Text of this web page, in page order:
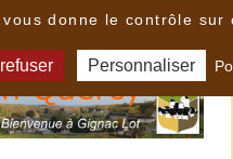
donne le contrôle sur
Personnaliser